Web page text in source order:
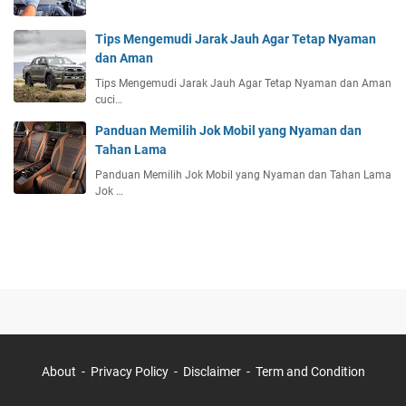
Tips Mengemudi Jarak Jauh Agar Tetap Nyaman
dan Aman
Tips Mengemudi Jarak Jauh Agar Tetap Nyaman dan Aman
cuci…
Panduan Memilih Jok Mobil yang Nyaman dan
Tahan Lama
Panduan Memilih Jok Mobil yang Nyaman dan Tahan Lama
Jok …
About Privacy Policy Disclaimer Term and Condition